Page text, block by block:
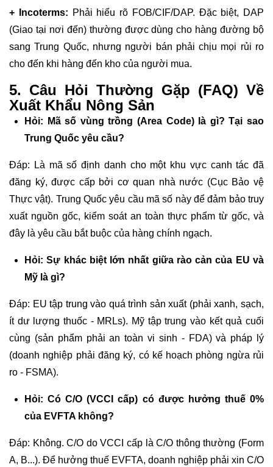
+ Incoterms: Phải hiểu rõ FOB/CIF/DAP. Đặc biệt, DAP
(Giao tại nơi đến) thường được dùng cho hàng đường bộ
sang Trung Quốc, nhưng người bán phải chịu mọi rủi ro
cho đến khi hàng đến kho của người mua.
5. Câu Hỏi Thường Gặp (FAQ) Về
Xuất Khẩu Nông Sản
Hỏi: Mã số vùng trồng (Area Code) là gì? Tại sao
Trung Quốc yêu cầu?
Đáp: Là mã số định danh cho một khu vực canh tác đã
đăng ký, được cấp bởi cơ quan nhà nước (Cục Bảo vệ
Thực vật). Trung Quốc yêu cầu mã số này để đảm bảo truy
xuất nguồn gốc, kiểm soát an toàn thực phẩm từ gốc, và
đây là yêu cầu bắt buộc của hàng chính ngạch.
Hỏi: Sự khác biệt lớn nhất giữa rào cản của EU và
Mỹ là gì?
Đáp: EU tập trung vào quá trình sản xuất (phải xanh, sạch,
ít dư lượng thuốc - MRLs). Mỹ tập trung vào kết quả cuối
cùng (sản phẩm phải an toàn vi sinh - FDA) và pháp lý
(doanh nghiệp phải đăng ký, có kế hoạch phòng ngừa rủi
ro - FSMA).
Hỏi: Có C/O (VCCI cấp) có được hưởng thuế 0%
của EVFTA không?
Đáp: Không. C/O do VCCI cấp là C/O thông thường (Form
A, B...). Để hưởng thuế EVFTA, doanh nghiệp phải xin C/O